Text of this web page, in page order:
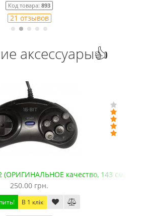
Код товара: 893
21 отзывов
аксессуары👍
качество, 143 см)
250.00 грн.
В 1 клік